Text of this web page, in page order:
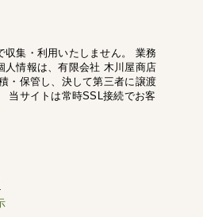
収集・利用いたしません。 業務
人情報は、有限会社 木川屋商店
・保管し、決して第三者に譲渡
当サイトは常時SSL接続でお客